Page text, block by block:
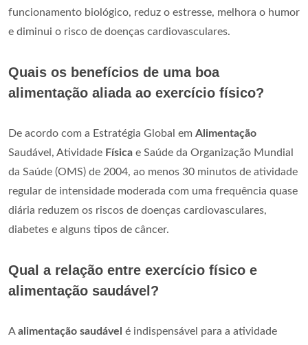
funcionamento biológico, reduz o estresse, melhora o humor
e diminui o risco de doenças cardiovasculares.
Quais os benefícios de uma boa
alimentação aliada ao exercício físico?
De acordo com a Estratégia Global em Alimentação
Saudável, Atividade Física e Saúde da Organização Mundial
da Saúde (OMS) de 2004, ao menos 30 minutos de atividade
regular de intensidade moderada com uma frequência quase
diária reduzem os riscos de doenças cardiovasculares,
diabetes e alguns tipos de câncer.
Qual a relação entre exercício físico e
alimentação saudável?
Aalimentação saudável é indispensável para a atividade